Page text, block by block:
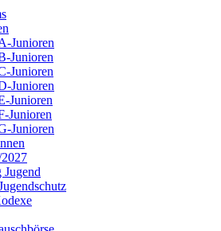
Junioren
Junioren
Junioren
Junioren
Junioren
Junioren
Junioren
Jugend